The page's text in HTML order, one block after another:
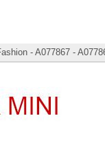
- A077867 -